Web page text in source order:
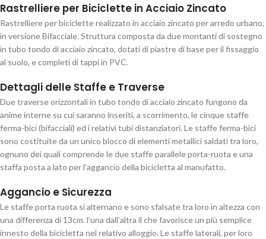
Rastrelliere per Biciclette in Acciaio Zincato
Rastrelliere per biciclette realizzato in acciaio zincato per arredo urbano,
in versione Bifacciale. Struttura composta da due montanti di sostegno
in tubo tondo di acciaio zincato, dotati di piastre di base per il fissaggio
al suolo, e completi di tappi in PVC.
Dettagli delle Staffe e Traverse
Due traverse orizzontali in tubo tondo di acciaio zincato fungono da
anime interne su cui saranno inseriti, a scorrimento, le cinque staffe
ferma-bici (bifacciali) ed i relativi tubi distanziatori. Le staffe ferma-bici
sono costituite da un unico blocco di elementi metallici saldati tra loro,
ognuno dei quali comprende le due staffe parallele porta-ruota e una
staffa posta a lato per l’aggancio della bicicletta al manufatto.
Aggancio e Sicurezza
Le staffe porta ruota si alternano e sono sfalsate tra loro in altezza con
una differenza di 13cm. l’una dall’altra il che favorisce un più semplice
innesto della bicicletta nel relativo alloggio. Le staffe laterali, per loro